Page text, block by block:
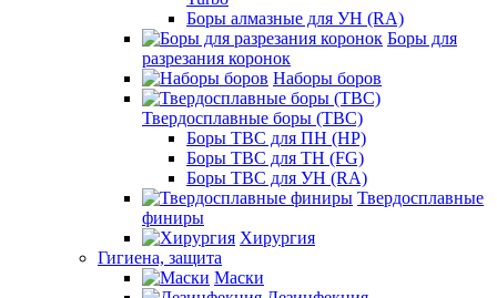
Боры алмазные для УН (RA)
Боры для
разрезания коронок
Наборы боров
Твердосплавные боры (ТВС)
Боры ТВС для ПН (HP)
Боры ТВС для ТН (FG)
Боры ТВС для УН (RA)
Твердосплавные
финиры
Хирургия
Гигиена, защита
Маски